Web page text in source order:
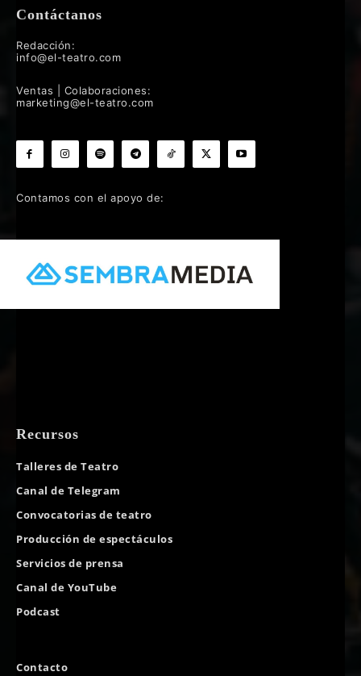
Contáctanos
Redacción:
info@el-teatro.com
Ventas | Colaboraciones:
marketing@el-teatro.com
Contamos con el apoyo de:
Recursos
Talleres de Teatro
Canal de Telegram
Convocatorias de teatro
Producción de espectáculos
Servicios de prensa
Canal de YouTube
Podcast
Contacto